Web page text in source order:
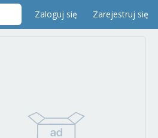
Zaloguj się Zarejestruj się